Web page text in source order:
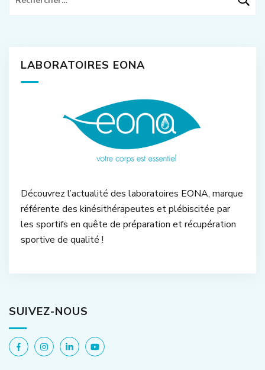
LABORATOIRES EONA
Découvrez l’actualité des laboratoires EONA, marque
référente des kinésithérapeutes et plébiscitée par
les sportifs en quête de préparation et récupération
sportive de qualité !
SUIVEZ-NOUS